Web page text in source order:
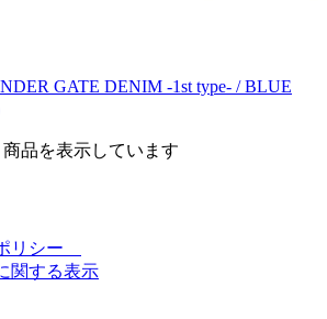
GATE DENIM -1st type- / BLUE
品を表示しています
リシー
関する表示